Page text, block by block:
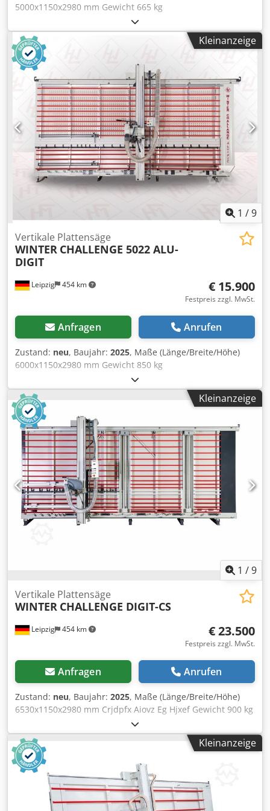
5000x1150x2980 mm Gewicht 665 kg
Gesamtleistungsbedarf 3 kw Vertikale Plattensäge
CHALLENGE DIGIT 4122 - Schnittlänge horizontal 4100 mm
- Schnitthöhe vertikal 2200 mm - Schnitttiefe 60 mm -
Sägeblattdurchmesser 250 x 30 mm - Drehzahl
Hauptsägeblatt 5800 Upm - Drehzahl Ritzsägeblatt 7800
Upm Codpovz Eudsfx Aixsrf - Motor 3,0 kW / 400 V -
Absaugstutzen 100 mm - verwindungsfreies, freistehendes
Maschinengestell - Aufstellmaße L=5000,B=1150, H=2980
mm - Gewicht 665 kg inklusiv: - Vorritzaggregat - Digitale
Anzeige für Horizontalschnitte - Digitale Anzeige für
Vertikalschnitte - automatisch ausweichender Lattenrost -
Transportrollen - durchgehende Kleinteilauflage
Kleinanzeige
1 /9
Leipzig 454 km
Vertikale Plattensäge
WINTER CHALLENGE 5022 ALU-
DIGIT
€ 15.900
Festpreis zzgl. MwSt.
Anfragen Anrufen
Zustand: neu, Baujahr: 2025, Maße (Länge/Breite/Höhe)
6000x1150x2980 mm Gewicht 850 kg
Gesamtleistungsbedarf 3 kw Vertikale Plattensäge
CHALLENGE 5022 ALU-DIGIT - Schnittlänge horizontal 5000
mm - Schnitthöhe vertikal 2200 mm - Schnitttiefe 30 mm -
Sägeblattdurchmesser 230 x 30 mm - Drehzahl
Hauptsägeblatt 5800 Upm - Drehzahl Ritzsägeblatt 7800
Upm - Motor 3,0 kW / 400 V - Absaugstutzen 100 mm -
verwindungsfreies, freistehendes Maschinengestell -
Aufstellmaße L=6000,B=1150, H=2980 mm Cedpovz E D
Eofx Aixorf - Gewicht 850 kg inklusiv: - V-Nutvorrichtung für
Verbundplatten - Digitale Anzeige für Horizontalschnitte -
Digitale Anzeige für Vertikalschnitte - automatisch
ausweichender Lattenrost - Transportrollen -
durchgehende Kleinteilauflage
Kleinanzeige
1 /9
Leipzig 454 km
Vertikale Plattensäge
WINTER CHALLENGE DIGIT-CS
€ 23.500
Festpreis zzgl. MwSt.
Anfragen Anrufen
Zustand: neu, Baujahr: 2025, Maße (Länge/Breite/Höhe)
6530x1150x2980 mm Crjdpfx Aiovz Eg Hjxef Gewicht 900 kg
Gesamtleistungsbedarf 3 kw Vertikale Plattensäge
CHALLENGE DIGIT-CS - Schnittlänge horizontal 5100 mm -
Schnitthöhe vertikal 2100 mm - Schnitttiefe 60 mm -
Sägeblattdurchmesser 250 x 30 mm - Vorritzsägeblatt 125
x 30 mm - Drehzahl Hauptsägeblatt 5800 Upm - Drehzahl
Ritzsägeblatt 7800 Upm - Motor 3,0 kW / 400 V -
Absaugstutzen 100 mm - verwindungsfreies, freistehendes
Kleinanzeige